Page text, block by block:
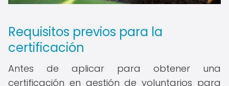
Requisitos previos para la
certificación
Antes de aplicar para obtener una
certificación en gestión de voluntarios para